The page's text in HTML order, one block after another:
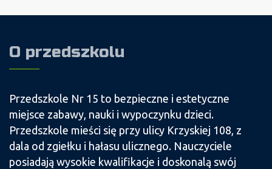
O przedszkolu
Przedszkole Nr 15 to bezpieczne i estetyczne
miejsce zabawy, nauki i wypoczynku dzieci.
Przedszkole mieści się przy ulicy Krzyskiej 108, z
dala od zgiełku i hałasu ulicznego. Nauczyciele
posiadają wysokie kwalifikacje i doskonalą swój